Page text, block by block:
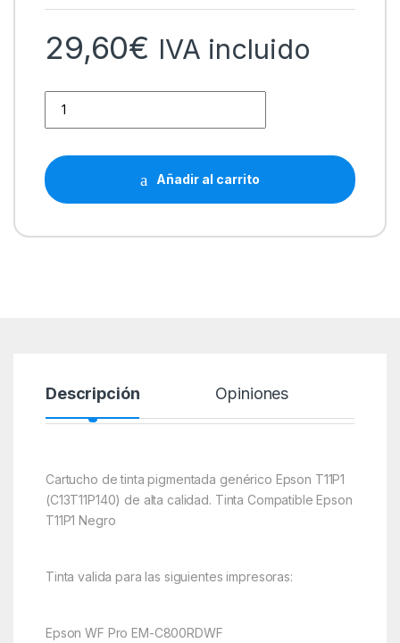
29,60€ IVA incluido
Añadir al carrito
Descripción Opiniones
Cartucho de tinta pigmentada genérico Epson T11P1
(C13T11P140) de alta calidad. Tinta Compatible Epson
T11P1 Negro
Tinta valida para las siguientes impresoras:
Epson WF Pro EM-C800RDWF